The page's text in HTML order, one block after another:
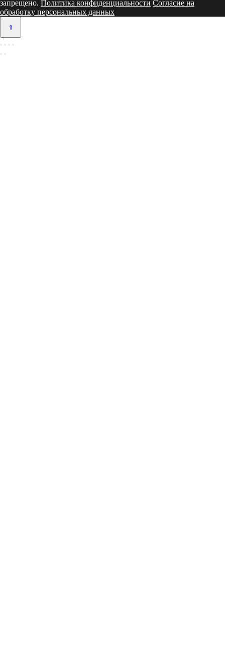
запрещено. Политика конфиденциальности Согласие на
обработку персональных данных